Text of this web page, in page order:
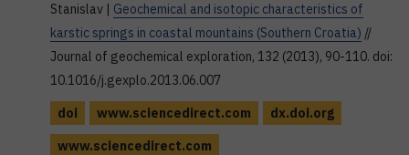
Stanislav | Geochemical and isotopic characteristics of
karstic springs in coastal mountains (Southern Croatia) //
Journal of geochemical exploration, 132 (2013), 90-110. doi:
10.1016/j.gexplo.2013.06.007
doi
www.sciencedirect.com
dx.doi.org
www.sciencedirect.com